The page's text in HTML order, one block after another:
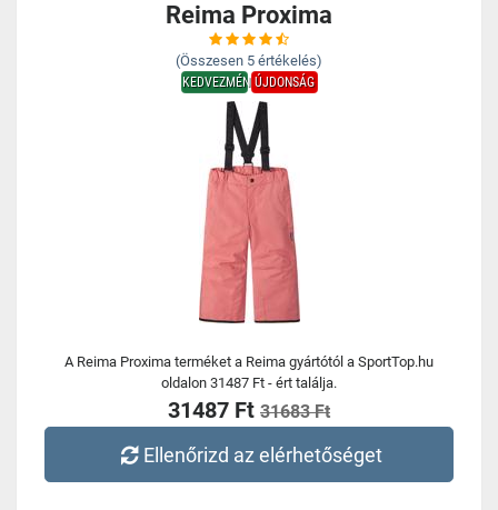
Reima Proxima
(Összesen 5 értékelés)
KEDVEZMÉNYÚJDONSÁG
A Reima Proxima terméket a Reima gyártótól a SportTop.hu
oldalon 31487 Ft - ért találja.
31487 Ft 31683 Ft
Ellenőrizd az elérhetőséget